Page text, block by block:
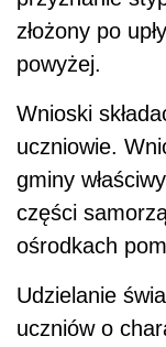
złożony po
powyżej.
Wnioski
uczniowie.
gminy
części
ośrodkach
Udzielanie
uczniów o